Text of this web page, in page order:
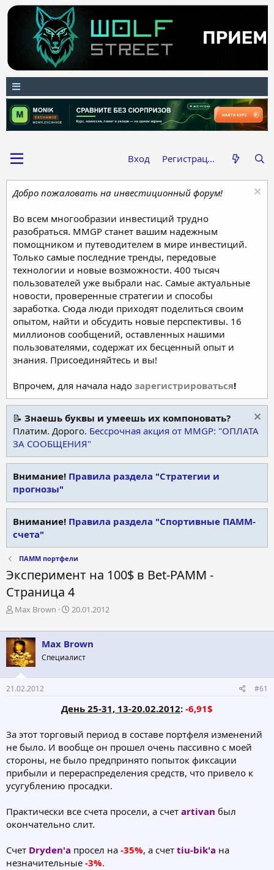
Вход Регистрация
Добро пожаловать на инвестиционный форум!
Во всем многообразии инвестиций трудно
разобраться. MMGP станет вашим надежным
помощником и путеводителем в мире инвестиций.
Только самые последние тренды, передовые
технологии и новые возможности. 400 тысяч
пользователей уже выбрали нас. Самые актуальные
новости, проверенные стратегии и способы
заработка. Сюда люди приходят поделиться своим
опытом, найти и обсудить новые перспективы. 16
миллионов сообщений, оставленных нашими
пользователями, содержат их бесценный опыт и
знания. Присоединяйтесь и вы!
Впрочем, для начала надо зарегистрироваться!
📝 Знаешь буквы и умеешь их компоновать?
Платим. Дорого. Бессрочная акция от MMGP: "ОПЛАТА
ЗА СООБЩЕНИЯ"
Внимание! Правила раздела "Стратегии и
прогнозы"
Внимание! Правила раздела "Спортивные ПАММ-
счета"
ПАММ портфели
Эксперимент на 100$ в Bet-PAMM -
Страница 4
А
т
о
р
т
е
м
ы
Max Brown
Д
т
а
а
ч
л
а
20.01.2012
Max Brown
Специалист
21.02.2012 #61
День 25-31, 13-20.02.2012: -6,91$
За этот торговый период в составе портфеля изменений
не было. И вообще он прошел очень пассивно с моей
стороны, не было предпринято попыток фиксации
прибыли и перераспределения средств, что привело к
усугублению просадки.
Практически все счета просели, а счет artivan был
окончательно слит.
Счет Dryden'а просел на -35%, а счет tiu-bik'а на
незначительные -3%.